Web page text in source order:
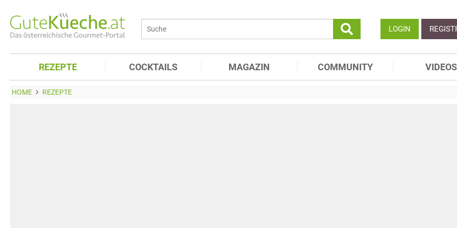
LOGIN
REZEPTE COCKTAILS MAGAZIN COMMUNITY VIDEOS
HOME REZEPTE